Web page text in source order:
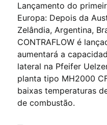
Lançamento do
Europa: Depois da
Zelândia, Argentina,
CONTRAFLOW é
aumentará a
lateral na Pfeifer
planta tipo MH2000
baixas temperaturas
de combustão.